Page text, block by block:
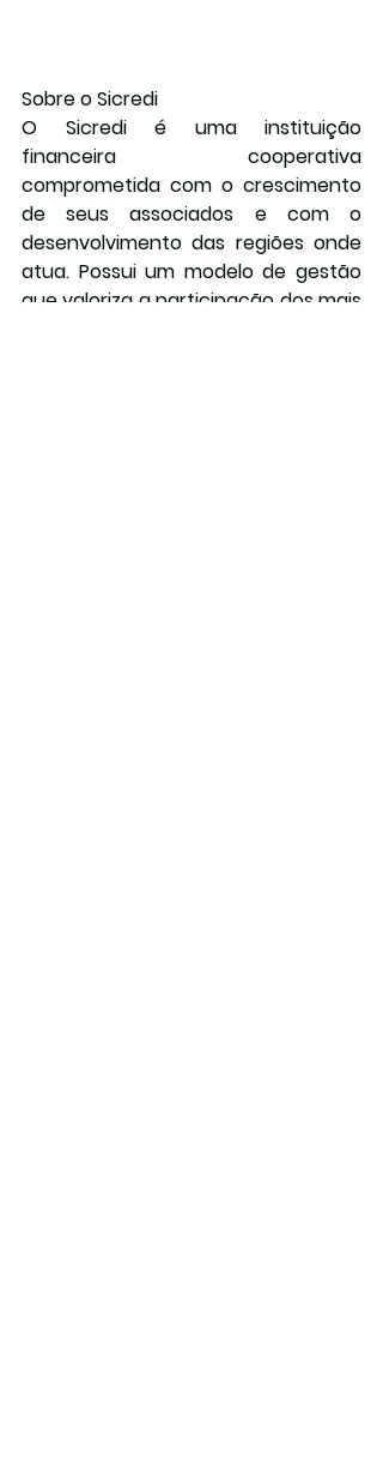
Sobre o Sicredi
O Sicredi é uma instituição
financeira cooperativa
comprometida com o crescimento
de seus associados e com o
desenvolvimento das regiões onde
atua. Possui um modelo de gestão
que valoriza a participação dos mais